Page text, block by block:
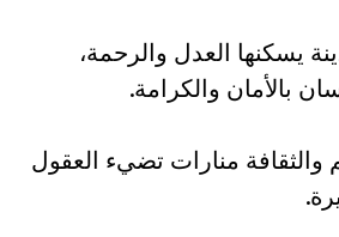
يسكنها العدل والرحمة،
بالأمان والكرامة.
والثقافة منارات تضيء العقول